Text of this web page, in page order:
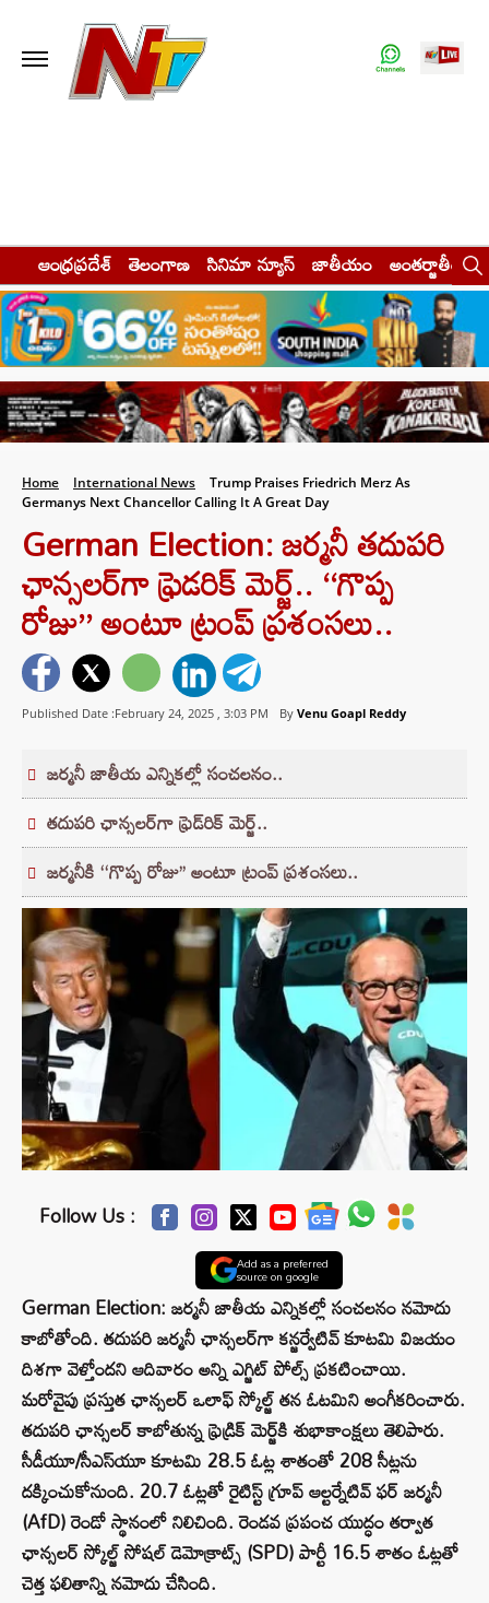
ఆంధ్రప్రదేశ్ తెలంగాణ సినిమా న్యూస్ జాతీయం అంతర్జాతీయం
Home International News
Trump Praises Friedrich Merz As
Germanys Next Chancellor Calling It A Great Day
German Election: జర్మనీ తదుపరి
ఛాన్సలర్‌గా ఫ్రెడరిక్ మెర్జ్.. ‘‘గొప్ప
రోజు’’ అంటూ ట్రంప్ ప్రశంసలు..
Published Date :February 24, 2025 , 3:03 PM By Venu Goapl Reddy
జర్మనీ జాతీయ ఎన్నికల్లో సంచలనం..
తదుపరి ఛాన్సలర్‌గా ఫ్రెడ్‌రిక్ మెర్జ్..
జర్మనీకి ‘‘గొప్ప రోజు’’ అంటూ ట్రంప్ ప్రశంసలు..
Follow Us :
Add as a preferred
source on google
German Election: జర్మనీ జాతీయ ఎన్నికల్లో సంచలనం నమోదు
కాబోతోంది. తదుపరి జర్మనీ ఛాన్సలర్‌గా కన్జర్వేటివ్ కూటమి విజయం
దిశగా వెళ్తోందని ఆదివారం అన్ని ఎగ్జిట్ పోల్స్ ప్రకటించాయి.
మరోవైపు ప్రస్తుత ఛాన్సలర్ ఒలాఫ్ స్కోల్జ్ తన ఓటమిని అంగీకరించారు.
తదుపరి ఛాన్సలర్ కాబోతున్న ఫ్రెడ్రిక్ మెర్జ్‌కి శుభాకాంక్షలు తెలిపారు.
సీడీయూ/సీఎస్‌యూ కూటమి 28.5 ఓట్ల శాతంతో 208 సీట్లను
దక్కించుకోనుంది. 20.7 ఓట్లతో రైటిస్ట్ గ్రూప్ ఆల్టర్నేటివ్ ఫర్ జర్మనీ
(AfD) రెండో స్థానంలో నిలిచింది. రెండవ ప్రపంచ యుద్ధం తర్వాత
ఛాన్సలర్ స్కోల్జ్ సోషల్ డెమోక్రాట్స్ (SPD) పార్టీ 16.5 శాతం ఓట్లతో
చెత్త ఫలితాన్ని నమోదు చేసింది.